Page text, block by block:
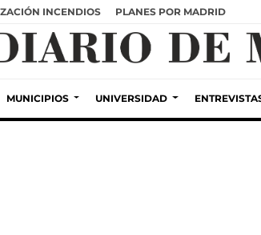
INCENDIOS PLANES POR MADRID
MUNICIPIOS UNIVERSIDAD